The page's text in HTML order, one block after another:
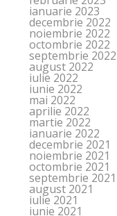
ianuarie 2023
decembrie 2022
noiembrie 2022
octombrie 2022
septembrie 2022
august 2022
iulie 2022
iunie 2022
mai 2022
aprilie 2022
martie 2022
ianuarie 2022
decembrie 2021
noiembrie 2021
octombrie 2021
septembrie 2021
august 2021
iulie 2021
iunie 2021